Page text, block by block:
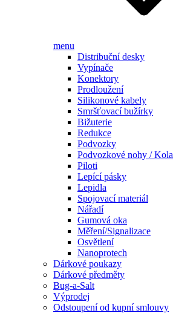
menu
Distribuční desky
Vypínače
Konektory
Prodloužení
Silikonové kabely
Smršťovací bužírky
Bižuterie
Redukce
Podvozky
Podvozkové nohy / Kola
Piloti
Lepící pásky
Lepidla
Spojovací materiál
Nářadí
Gumová oka
Měření/Signalizace
Osvětlení
Nanoprotech
Dárkové poukazy
Dárkové předměty
Bug-a-Salt
Výprodej
Odstoupení od kupní smlouvy